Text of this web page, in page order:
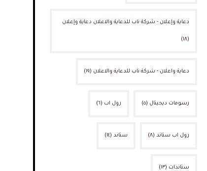
دعاية وإعلان - شركة ناب للدعاية والاعلان دعاية وإعلان
(١٨)
دعاية واعلان - شركة ناب للدعاية والاعلان (١٩)
رسومات ديجيتال (٥) رول اب (٦)
رول اب ستاند(٨) ستاند(١٤)
ستاندات (١٣)